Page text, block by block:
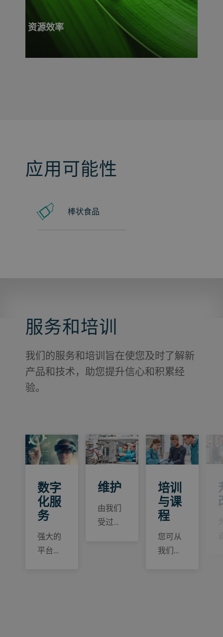
资源效率
应用可能性
棒状食品
服务和培训
我们的服务和培训旨在使您及时了解新
产品和技术，助您提升信心和积累经
验。
数字
化服
务
强大的
平台…
维护
由我们
受过…
培训
与课
程
您可从
我们…